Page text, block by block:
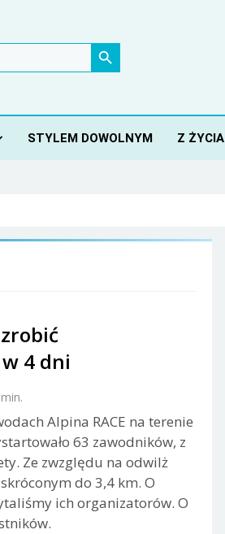
Search Button
STYLEM DOWOLNYM Z ŻYCIA
4 dni
Alpina RACE na terenie
63 zawodników, z
Ze zwzględu na odwilż
do 3,4 km. O
ich organizatorów. O